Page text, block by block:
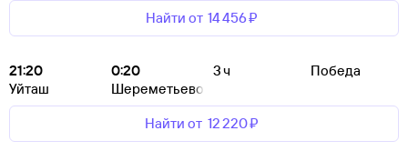
Найти от 14 ⁠456 ⁠₽
21:20
Уйташ
0:20
Шереметьево
3 ч Победа
Найти от 12 ⁠220 ⁠₽